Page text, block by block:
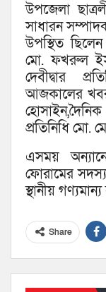
উপজেলা
সাধারন
উপস্থিত ছিলেন
মো. ফখরুল
দেবীদ্বার
আজকালের খবর
প্রতিনিধি মো.
এসময়
ফোরামের
স্থানীয় গণ্যমান্য
Share